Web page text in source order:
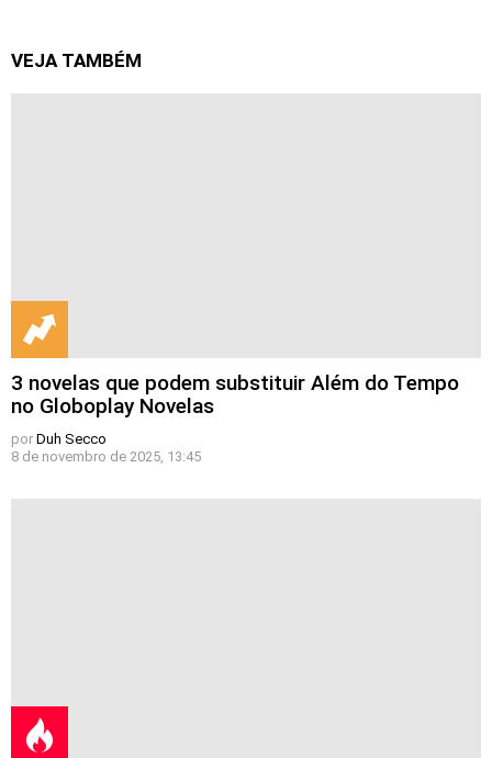
VEJA TAMBÉM
3 novelas que podem substituir Além do Tempo
no Globoplay Novelas
por Duh Secco
8 de novembro de 2025, 13:45